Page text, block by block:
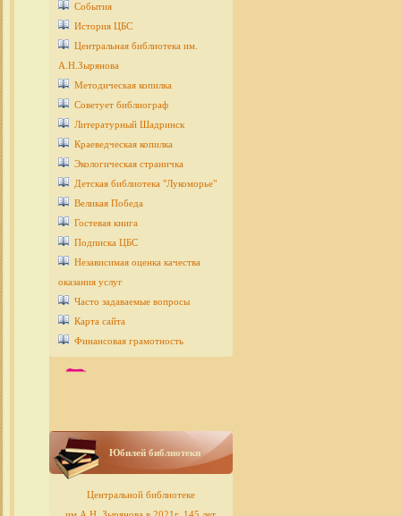
События
История ЦБС
Центральная библиотека им.
А.Н.Зырянова
Методическая копилка
Советует библиограф
Литературный Шадринск
Краеведческая копилка
Экологическая страничка
Детcкая библиотека "Лукоморье"
Великая Победа
Гостевая книга
Подписка ЦБС
Независимая оценка качества
оказания услуг
Часто задаваемые вопросы
Карта сайта
Финансовая грамотность
Юбилей библиотеки
Центральной библиотеке